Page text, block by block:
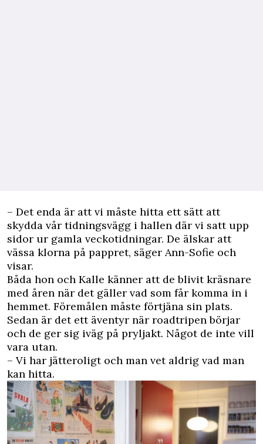
– Det enda är att vi måste hitta ett sätt att
skydda vår tidningsvägg i hallen där vi satt upp
sidor ur gamla veckotidningar. De älskar att
vässa klorna på pappret, säger Ann-Sofie och
visar.
Båda hon och Kalle känner att de blivit kräsnare
med åren när det gäller vad som får komma in i
hemmet. Föremålen måste förtjäna sin plats.
Sedan är det ett äventyr när roadtripen börjar
och de ger sig iväg på pryljakt. Något de inte vill
vara utan.
– Vi har jätteroligt och man vet aldrig vad man
kan hitta.